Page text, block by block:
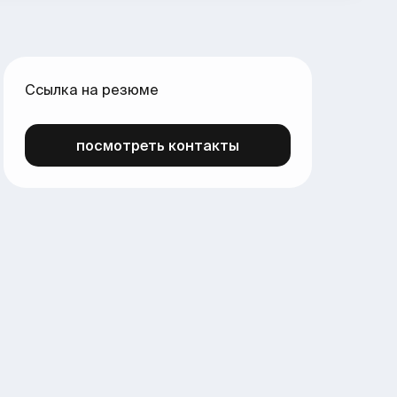
Ссылка на резюме
посмотреть контакты